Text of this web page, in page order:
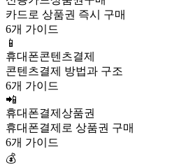
카드로 상품권 즉시 구매
6개 가이드
📱
휴대폰콘텐츠결제
콘텐츠결제 방법과 구조
6개 가이드
📲
휴대폰결제상품권
휴대폰결제로 상품권 구매
6개 가이드
💰